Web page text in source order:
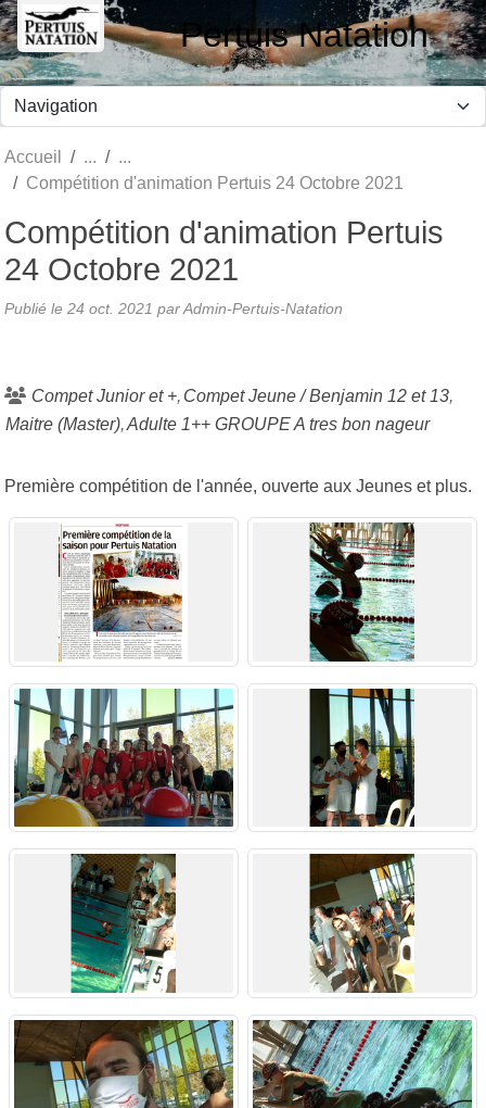
Pertuis Natation
Accueil
Compétition d'animation Pertuis 24 Octobre 2021
Compétition d'animation Pertuis
24 Octobre 2021
Publié le 24 oct. 2021 par Admin-Pertuis-Natation
Compet Junior et + Compet Jeune / Benjamin 12 et 13
Maitre (Master) Adulte 1++ GROUPE A tres bon nageur
Première compétition de l'année, ouverte aux Jeunes et plus.
Panneau de gestion des cookies